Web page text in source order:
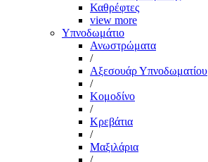
Καθρέφτες
view more
Υπνοδωμάτιο
Ανωστρώματα
/
Αξεσουάρ Υπνοδωματίου
/
Κομοδίνο
/
Κρεβάτια
/
Μαξιλάρια
/